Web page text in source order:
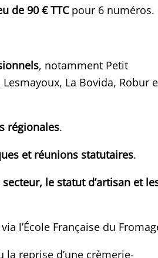
de 90 € TTCpour 6 numéros.
, notamment Petit
La Bovida, Robur
régionales.
et réunions statutaires.
le statut d’artisan et
l’École Française du
reprise d’une crèmerie-